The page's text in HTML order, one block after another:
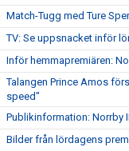
Match-Tugg med Ture
TV: Se uppsnacket inför
Inför hemmapremiären:
Talangen Prince Amos
speed"
Publikinformation: Norrby
Bilder från lördagens